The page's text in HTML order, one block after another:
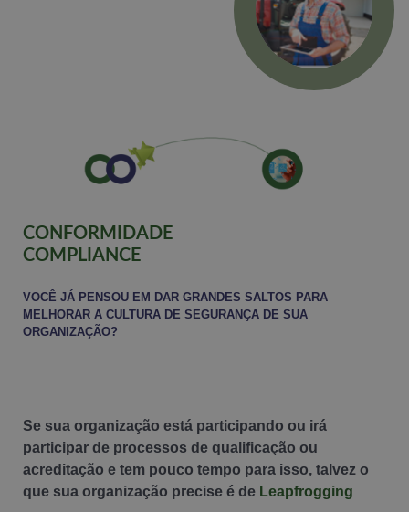
CONFORMIDADE
COMPLIANCE
VOCÊ JÁ PENSOU EM DAR GRANDES SALTOS PARA
MELHORAR A CULTURA DE SEGURANÇA DE SUA
ORGANIZAÇÃO?
Se sua organização está participando ou irá
participar de processos de qualificação ou
acreditação e tem pouco tempo para isso, talvez o
que sua organização precise é de Leapfrogging